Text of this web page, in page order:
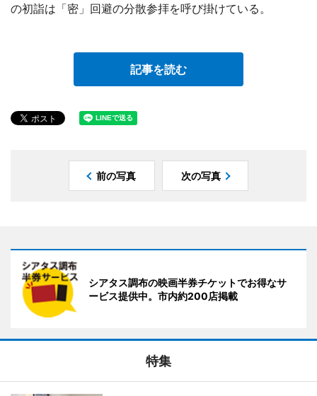
の初詣は「密」回避の分散参拝を呼び掛けている。
記事を読む
前の写真 次の写真
シアタス調布の映画半券チケットでお得なサ
ービス提供中。市内約200店掲載
特集